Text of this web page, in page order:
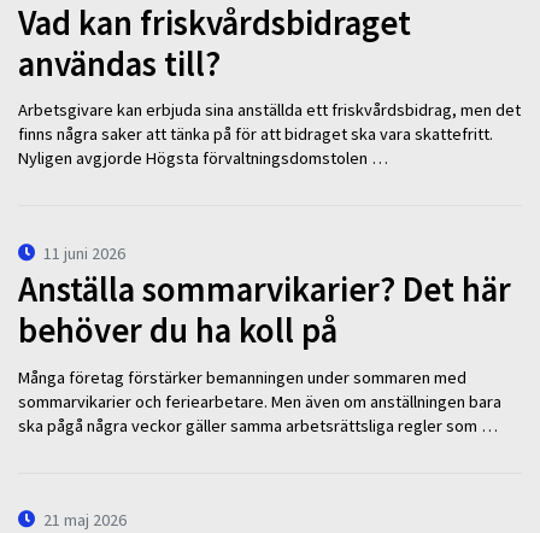
Vad kan friskvårdsbidraget
användas till?
Arbetsgivare kan erbjuda sina anställda ett friskvårdsbidrag, men det
finns några saker att tänka på för att bidraget ska vara skattefritt.
Nyligen avgjorde Högsta förvaltningsdomstolen …
11 juni 2026
Anställa sommarvikarier? Det här
behöver du ha koll på
Många företag förstärker bemanningen under sommaren med
sommarvikarier och feriearbetare. Men även om anställningen bara
ska pågå några veckor gäller samma arbetsrättsliga regler som …
21 maj 2026